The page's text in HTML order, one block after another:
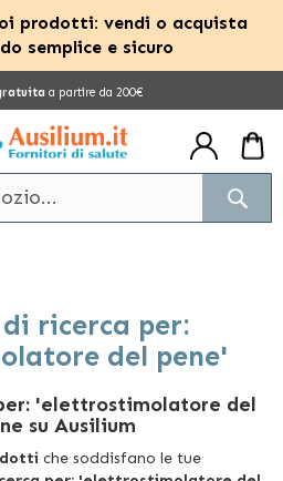
prodotti: vendi o acquista
semplice e sicuro
a partire da 200€
ricerca per:
del pene'
'elettrostimolatore del
su Ausilium
che soddisfano le tue